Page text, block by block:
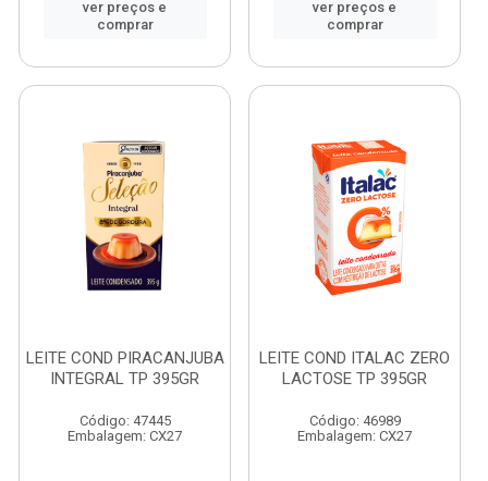
ver preços e
comprar
ver preços e
comprar
LEITE COND PIRACANJUBA
INTEGRAL TP 395GR
Código: 47445
Embalagem: CX27
LEITE COND ITALAC ZERO
LACTOSE TP 395GR
Código: 46989
Embalagem: CX27